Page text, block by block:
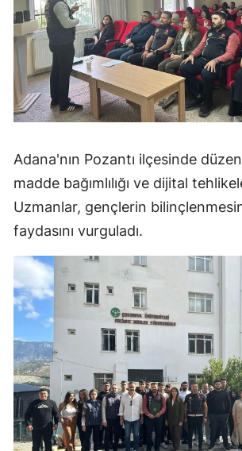
Adana'nın Pozantı ilçesinde
madde bağımlılığı ve dijital
Uzmanlar, gençlerin
faydasını vurguladı.